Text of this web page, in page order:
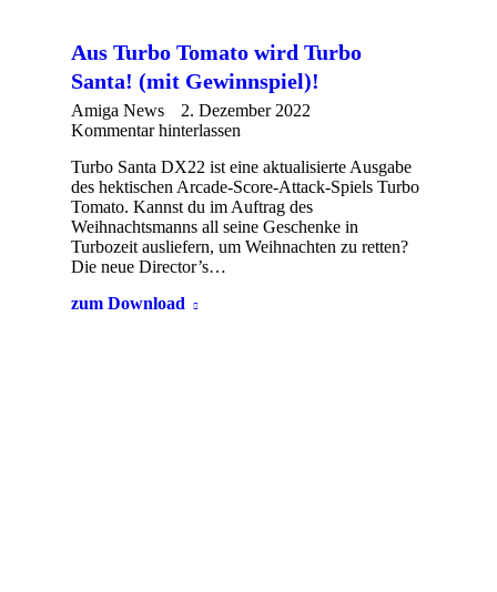
Aus Turbo Tomato wird Turbo
Santa! (mit Gewinnspiel)!
Amiga News
2. Dezember 2022
Kommentar hinterlassen
Turbo Santa DX22 ist eine aktualisierte Ausgabe
des hektischen Arcade-Score-Attack-Spiels Turbo
Tomato. Kannst du im Auftrag des
Weihnachtsmanns all seine Geschenke in
Turbozeit ausliefern, um Weihnachten zu retten?
Die neue Director’s…
zum Download